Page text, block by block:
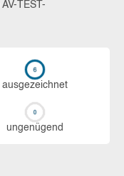
TEST-
aus­ge­zeich­net
un­ge­nü­gend